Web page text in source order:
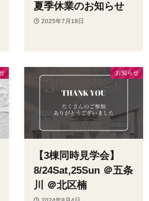
夏季休業のお知らせ
2025年7月18日
お知らせ
【3棟同時見学会】
8/24Sat,25Sun ＠五条
川 ＠北区楠